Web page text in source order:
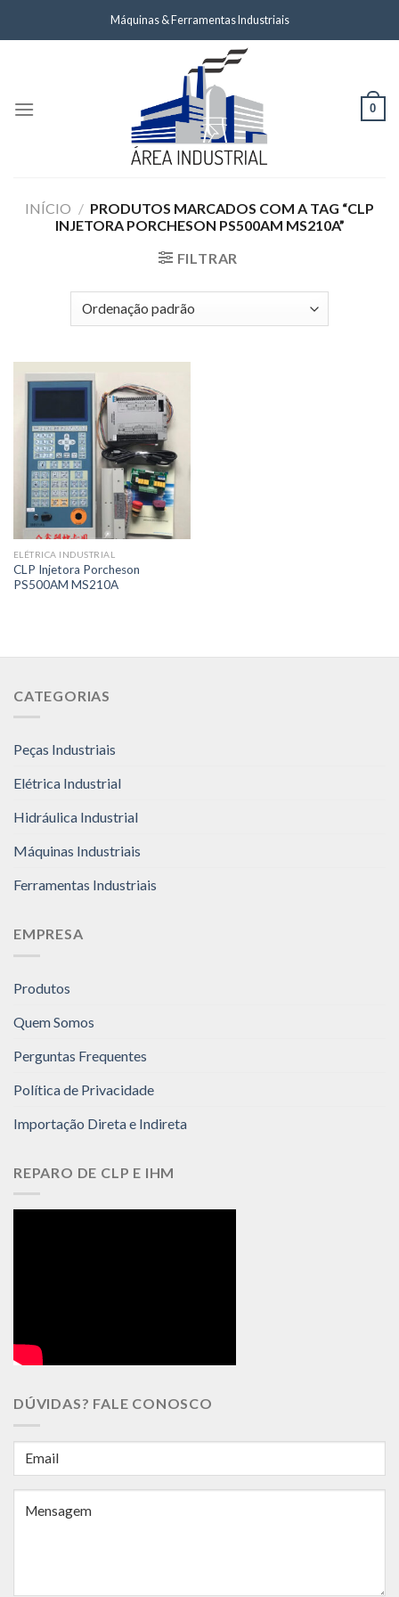
Máquinas & Ferramentas Industriais
0
INÍCIO / PRODUTOS MARCADOS COM A TAG “CLP
INJETORA PORCHESON PS500AM MS210A”
FILTRAR
ELÉTRICA INDUSTRIAL
CLP Injetora Porcheson
PS500AM MS210A
CATEGORIAS
Peças Industriais
Elétrica Industrial
Hidráulica Industrial
Máquinas Industriais
Ferramentas Industriais
EMPRESA
Produtos
Quem Somos
Perguntas Frequentes
Política de Privacidade
Importação Direta e Indireta
REPARO DE CLP E IHM
DÚVIDAS? FALE CONOSCO